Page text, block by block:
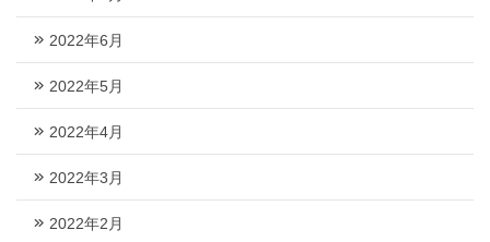
2022年6月
2022年5月
2022年4月
2022年3月
2022年2月